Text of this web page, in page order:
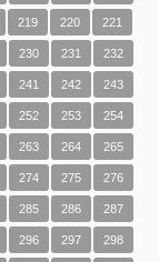
219 220 221
230 231 232
241 242 243
252 253 254
263 264 265
274 275 276
285 286 287
296 297 298